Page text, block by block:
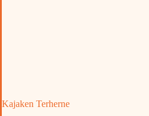
Kajaken Terherne